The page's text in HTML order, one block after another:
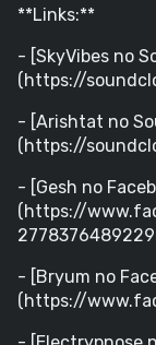
**Links:**
- [SkyVibes no
(https://
- [Arishtat no
(https://
- [Gesh no
(https://
- [Bryum no
(https://